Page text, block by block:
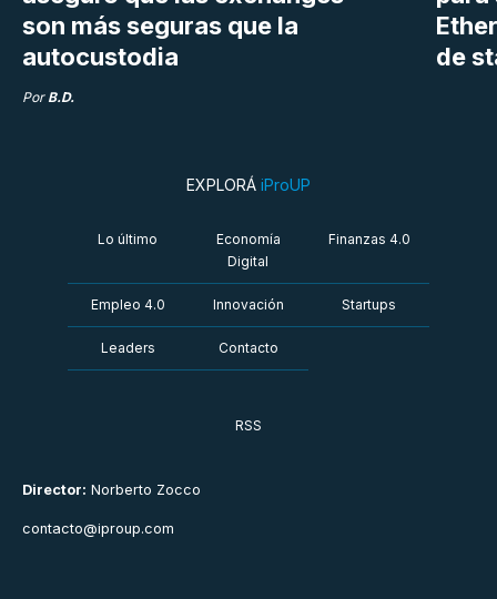
son más seguras que la
autocustodia
Por B.D.
de
Director: Norberto Zocco
contacto@iproup.com
EXPLORÁ iProUP
Lo último
Economía
Digital
Finanzas 4.0
Empleo 4.0 Innovación Startups
Leaders Contacto
RSS